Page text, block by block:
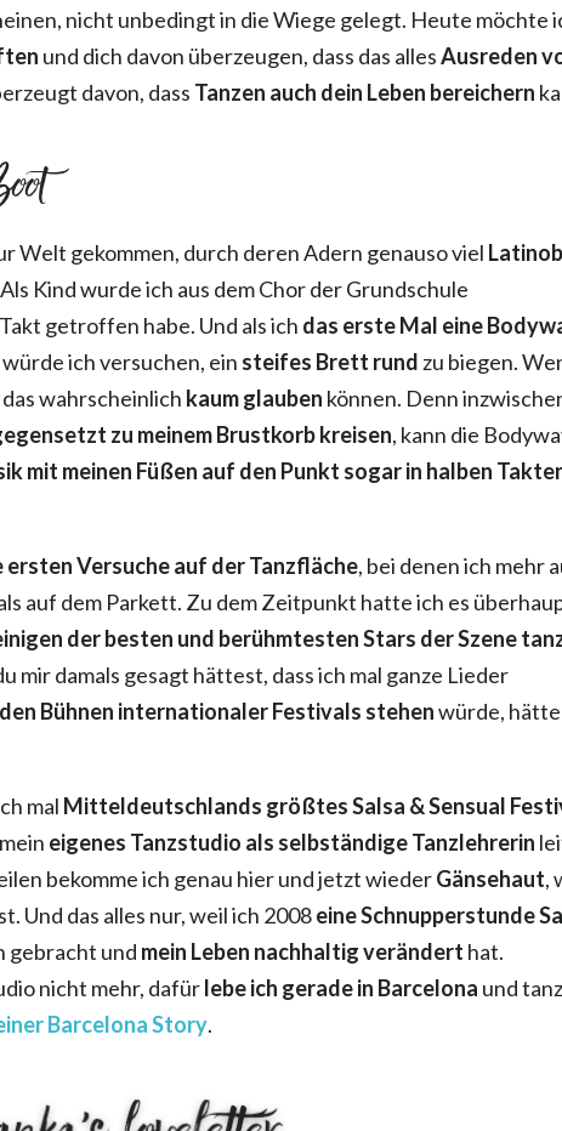
nicht unbedingt in die Wiege gelegt. Heute möchte
und dich davon überzeugen, dass das allesAusreden
davon, dass Tanzen auch dein Leben bereichern
Welt gekommen, durch deren Adern genauso viel
Kind wurde ich aus dem Chor der Grundschule
getroffen habe. Und als ich das erste Mal eine
ich versuchen, ein steifes Brett rund zu biegen.
wahrscheinlich kaum glauben können. Denn
zu meinem Brustkorb kreisen, kann die
mit meinen Füßen auf den Punkt sogar in halben
ersten Versuche auf der Tanzfläche, bei denen ich mehr
auf dem Parkett. Zu dem Zeitpunkt hatte ich es
der besten und berühmtesten Stars der Szene
mir damals gesagt hättest, dass ich mal ganze Lieder
Bühnen internationaler Festivals stehenwürde,
mal Mitteldeutschlands größtes Salsa & Sensual
eigenes Tanzstudio als selbständige Tanzlehrerin
bekomme ich genau hier und jetzt wiederGänsehaut,
Und das alles nur, weil ich 2008eine Schnupperstunde
gebracht und mein Leben nachhaltig verändert hat.
nicht mehr, dafürlebe ich gerade in Barcelona und
Barcelona Story.